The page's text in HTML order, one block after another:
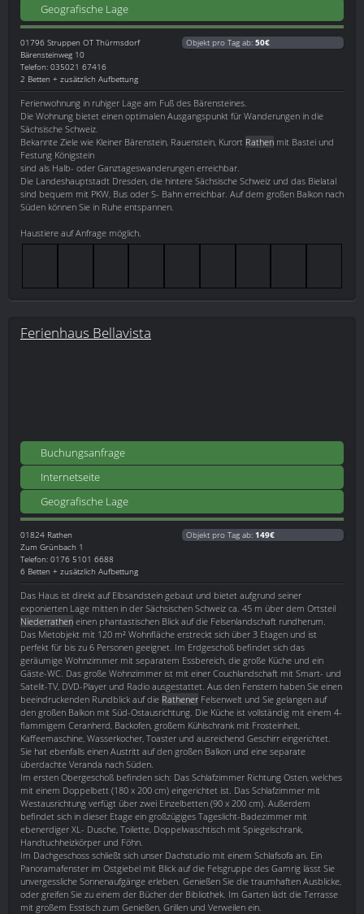
Geografische Lage
01796 Struppen OT Thürmsdorf
Bärensteinweg 10
Telefon: 035021 67416
2 Betten + zusätzlich Aufbettung
Objekt pro Tag ab: 50€
Ferienwohnung in ruhiger Lage am Fuß des Bärensteines.
Die Wohnung bietet einen optimalen Ausgangspunkt für Wanderungen in die
Sächsische Schweiz.
Bekannte Ziele wie Kleiner Bärenstein, Rauenstein, Kurort Rathen mit Bastei und
Festung Königstein
sind als Halb- oder Ganztageswanderungen erreichbar.
Die Landeshauptstadt Dresden, die hintere Sächsische Schweiz und das Bielatal
sind bequem mit PKW, Bus oder S- Bahn erreichbar. Auf dem großen Balkon nach
Süden können Sie in Ruhe entspannen.
Haustiere auf Anfrage möglich.
Ferienhaus Bellavista
Buchungsanfrage
Internetseite
Geografische Lage
01824 Rathen
Zum Grünbach 1
Telefon: 0176 5101 6688
6 Betten + zusätzlich Aufbettung
Objekt pro Tag ab: 149€
Das Haus ist direkt auf Elbsandstein gebaut und bietet aufgrund seiner
exponierten Lage mitten in der Sächsischen Schweiz ca. 45 m über dem Ortsteil
Niederrathen einen phantastischen Blick auf die Felsenlandschaft rundherum.
Das Mietobjekt mit 120 m² Wohnfläche erstreckt sich über 3 Etagen und ist
perfekt für bis zu 6 Personen geeignet. Im Erdgeschoß befindet sich das
geräumige Wohnzimmer mit separatem Essbereich, die große Küche und ein
Gäste-WC. Das große Wohnzimmer ist mit einer Couchlandschaft mit Smart- und
Satelit-TV, DVD-Player und Radio ausgestattet. Aus den Fenstern haben Sie einen
beeindruckenden Rundblick auf die Rathener Felsenwelt und Sie gelangen auf
den großen Balkon mit Süd-Ostausrichtung. Die Küche ist vollständig mit einem 4-
flammigem Ceranherd, Backofen, großem Kühlschrank mit Frosteinheit,
Kaffeemaschine, Wasserkocher, Toaster und ausreichend Geschirr eingerichtet.
Sie hat ebenfalls einen Austritt auf den großen Balkon und eine separate
überdachte Veranda nach Süden.
Im ersten Obergeschoß befinden sich: Das Schlafzimmer Richtung Osten, welches
mit einem Doppelbett (180 x 200 cm) eingerichtet ist. Das Schlafzimmer mit
Westausrichtung verfügt über zwei Einzelbetten (90 x 200 cm). Außerdem
befindet sich in dieser Etage ein großzügiges Tageslicht-Badezimmer mit
ebenerdiger XL- Dusche, Toilette, Doppelwaschtisch mit Spiegelschrank,
Handtuchheizkörper und Föhn.
Im Dachgeschoss schließt sich unser Dachstudio mit einem Schlafsofa an. Ein
Panoramafenster im Ostgiebel mit Blick auf die Felsgruppe des Gamrig lässt Sie
unvergessliche Sonnenaufgänge erleben. Genießen Sie die traumhaften Ausblicke,
oder greifen Sie zu einem der Bücher der Bibliothek. Im Garten lädt die Terrasse
mit großem Esstisch zum Genießen, Grillen und Verweilen ein.